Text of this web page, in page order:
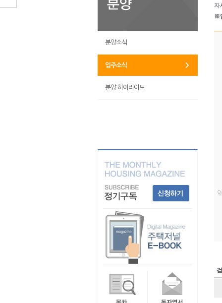
분양소식
입주소식
분양 하이라이트
자
※